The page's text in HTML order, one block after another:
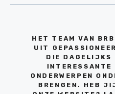
HET TEAM VAN
UIT
DIE DAGELIJKS
INTERESSANTE
ONDERWERPEN
BRENGEN. HEB